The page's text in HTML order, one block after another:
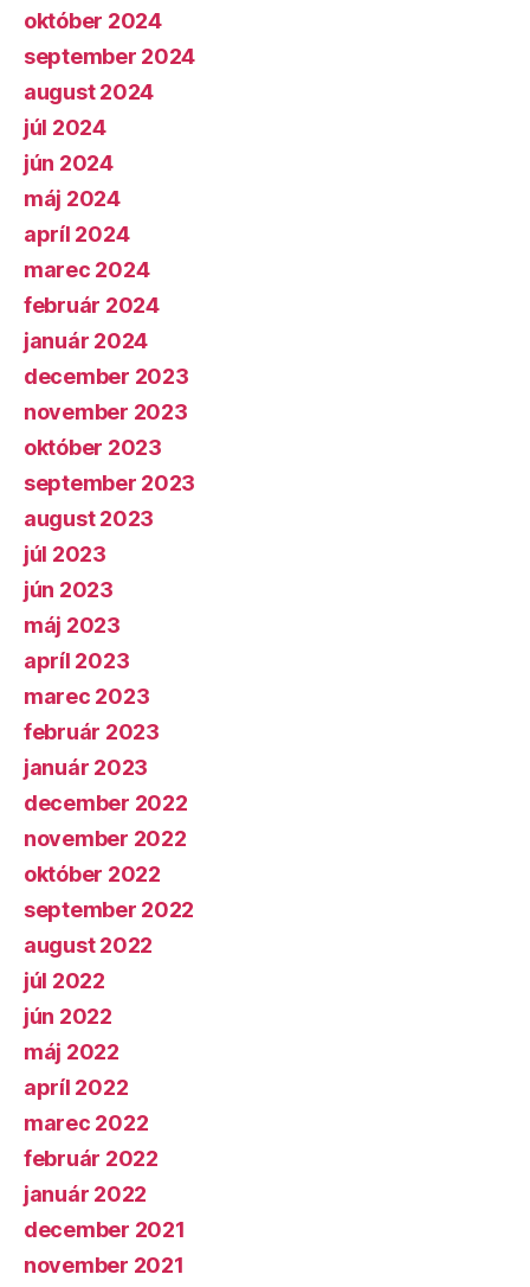
október 2024
september 2024
august 2024
júl 2024
jún 2024
máj 2024
apríl 2024
marec 2024
február 2024
január 2024
december 2023
november 2023
október 2023
september 2023
august 2023
júl 2023
jún 2023
máj 2023
apríl 2023
marec 2023
február 2023
január 2023
december 2022
november 2022
október 2022
september 2022
august 2022
júl 2022
jún 2022
máj 2022
apríl 2022
marec 2022
február 2022
január 2022
december 2021
november 2021